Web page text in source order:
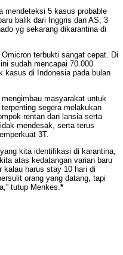
mendeteksi 5 kasus probable
balik dari Inggris dan AS, 3
yg sekarang dikarantina di
terbukti sangat cepat. Di
sudah mencapai 70.000
kasus di Indonesia pada bulan
masyarakat untuk
segera melakukan
rentan dan lansia serta
mendesak, serta terus
3T.
kita identifikasi di karantina,
atas kedatangan varian baru
kalau harus stay 10 hari di
orang yang datang, tapi
tutup Menkes.*